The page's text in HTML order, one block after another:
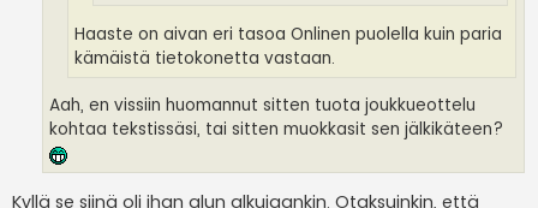
Haaste on aivan eri tasoa Onlinen puolella kuin paria
kämäistä tietokonetta vastaan.
Aah, en vissiin huomannut sitten tuota joukkueottelu
kohtaa tekstissäsi, tai sitten muokkasit sen jälkikäteen?
Kyllä se siinä oli ihan alun alkujaankin. Otaksuinkin, että